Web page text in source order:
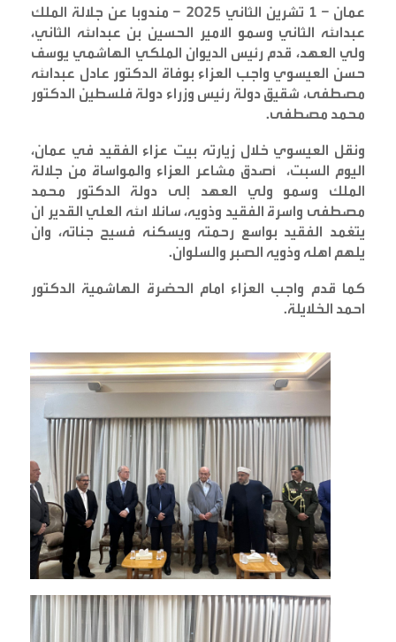
عمان – 1 تشرين الثاني 2025 – مندوبا عن جلالة الملك
عبدالله الثاني وسمو الامير الحسين بن عبدالله الثاني،
ولي العهد، قدم رئيس الديوان الملكي الهاشمي يوسف
حسن العيسوي واجب العزاء بوفاة الدكتور عادل عبدالله
مصطفى، شقيق دولة رئيس وزراء دولة فلسطين الدكتور
محمد مصطفى.
ونقل العيسوي خلال زيارته بيت عزاء الفقيد في عمان،
اليوم السبت، أصدق مشاعر العزاء والمواساة من جلالة
الملك وسمو ولي العهد إلى دولة الدكتور محمد
مصطفى واسرة الفقيد وذويه، سائلا الله العلي القدير ان
يتغمد الفقيد بواسع رحمته ويسكنه فسيح جناته، وان
يلهم اهله وذويه الصبر والسلوان.
كما قدم واجب العزاء امام الحضرة الهاشمية الدكتور
احمد الخلايلة.